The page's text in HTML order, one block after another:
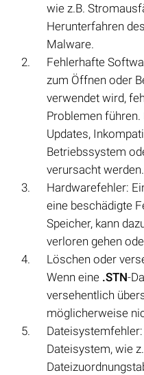
wie z.B.
Herunterfahren
Malware.
Fehlerhafte
zum Öffnen oder
verwendet wird,
Problemen
Updates,
Betriebssystem
verursacht werden.
Hardwarefehler:
eine beschädigte
Speicher, kann
verloren gehen
Löschen oder
Wenn eine .STN-
versehentlich
möglicherweise
Dateisystem, wie